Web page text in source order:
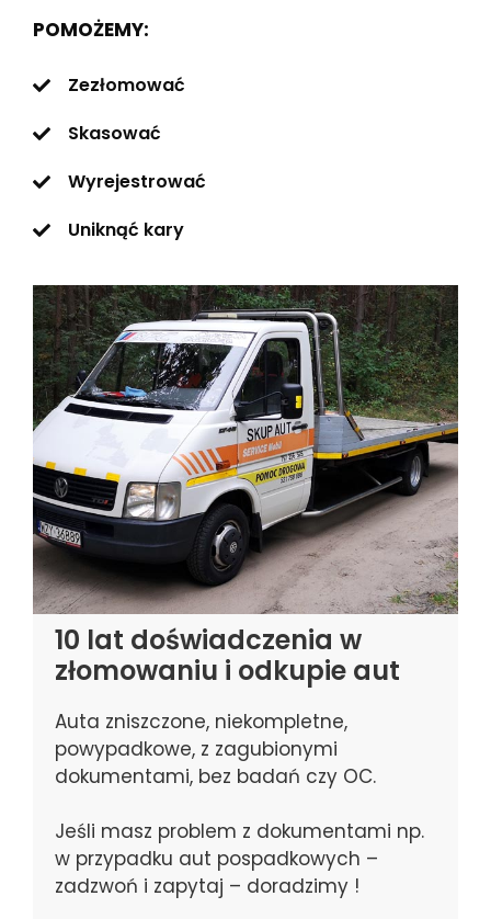
POMOŻEMY:
Zezłomować
Skasować
Wyrejestrować
Uniknąć kary
10 lat doświadczenia w
złomowaniu i odkupie aut
Auta zniszczone, niekompletne,
powypadkowe, z zagubionymi
dokumentami, bez badań czy OC.
Jeśli masz problem z dokumentami np.
w przypadku aut pospadkowych –
zadzwoń i zapytaj – doradzimy !